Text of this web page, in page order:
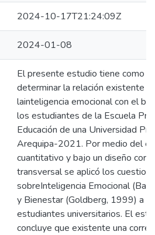
2024-10-17T21:24:09Z
2024-01-08
El presente estudio tiene como
determinar la relación existente
lainteligencia emocional con el
los estudiantes de la Escuela
Educación de una Universidad
Arequipa-2021. Por medio del
cuantitativo y bajo un diseño
transversal se aplicó los
sobreInteligencia Emocional
y Bienestar (Goldberg, 1999) a
estudiantes universitarios. El
concluye que existente una